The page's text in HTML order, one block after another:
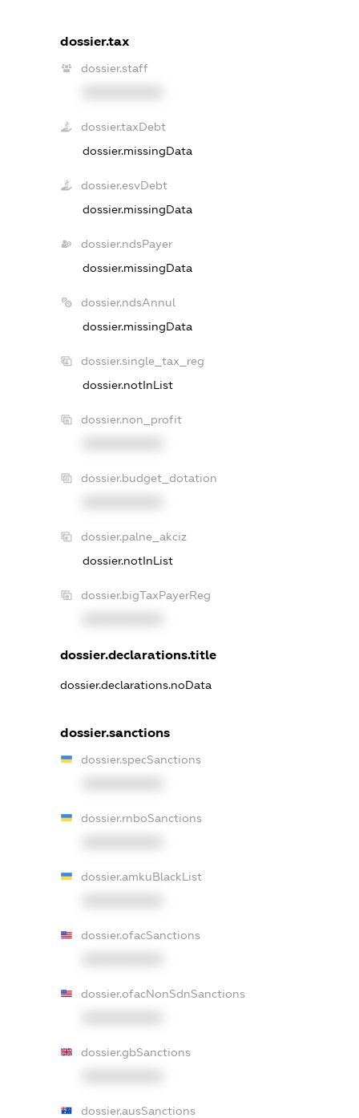
dossier.tax
dossier.staff
dossier.taxDebt
dossier.missingData
dossier.esvDebt
dossier.missingData
dossier.ndsPayer
dossier.missingData
dossier.ndsAnnul
dossier.missingData
dossier.single_tax_reg
dossier.notInList
dossier.non_profit
dossier.budget_dotation
dossier.palne_akciz
dossier.notInList
dossier.bigTaxPayerReg
dossier.declarations.title
dossier.declarations.noData
dossier.sanctions
dossier.specSanctions
dossier.rnboSanctions
dossier.amkuBlackList
dossier.ofacSanctions
dossier.ofacNonSdnSanctions
dossier.gbSanctions
dossier.ausSanctions